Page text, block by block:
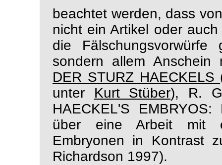
beachtet werden, dass
nicht ein Artikel oder
die
sondern allem
DER STURZ HAECKELS
unter Kurt Stüber), R.
HAECKEL'S
über eine Arbeit mit
Embryonen in Kontrast
Richardson 1997).